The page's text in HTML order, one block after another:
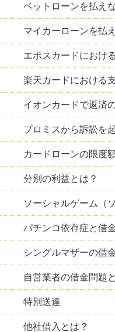
ペットローンを払え
マイカーローンを払
エポスカードにおけ
楽天カードにおける
イオンカードで返済
プロミスから訴訟を
カードローンの限度
分別の利益とは？
ソーシャルゲーム（
パチンコ依存症と借
シングルマザーの借
自営業者の借金問題
特別送達
他社借入とは？